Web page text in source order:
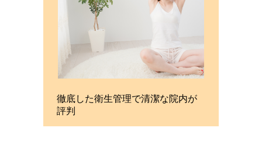
徹底した衛生管理で清潔な院内が
評判